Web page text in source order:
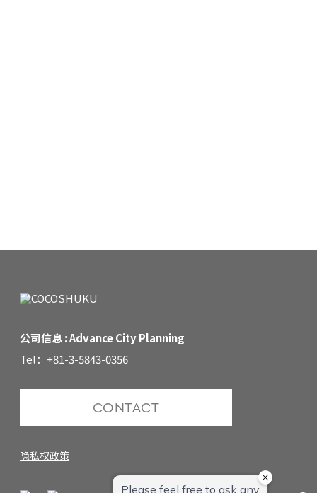
公司信息 : Advance City Planning
Tel：+81-3-5843-0356
CONTACT
隐私权政策